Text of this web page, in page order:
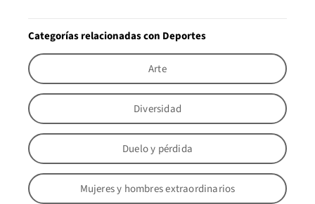
Categorías relacionadas con Deportes
Arte
Diversidad
Duelo y pérdida
Mujeres y hombres extraordinarios